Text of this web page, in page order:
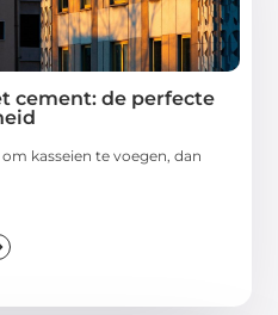
cement: de perfecte
kasseien te voegen, dan